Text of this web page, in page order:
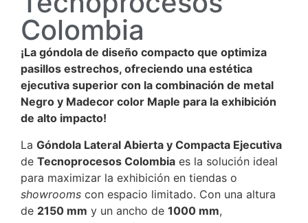
Colombia
¡La góndola de diseño compacto que optimiza
pasillos estrechos, ofreciendo una estética
ejecutiva superior con la combinación de metal
Negro y Madecor color Maple para la exhibición
de alto impacto!
La Góndola Lateral Abierta y Compacta Ejecutiva
de Tecnoprocesos Colombia es la solución ideal
para maximizar la exhibición en tiendas o
showrooms con espacio limitado. Con una altura
de 2150 mm y un ancho de 1000 mm,